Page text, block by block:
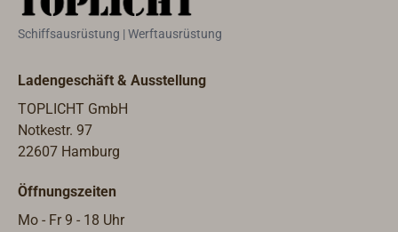
Schiffsausrüstung | Werftausrüstung
Ladengeschäft & Ausstellung
TOPLICHT GmbH
Notkestr. 97
22607 Hamburg
Öffnungszeiten
Mo - Fr 9 - 18 Uhr